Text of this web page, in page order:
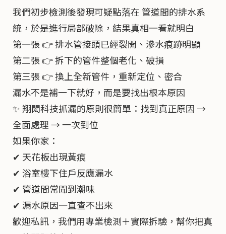
我們初步檢測後發現可疑點落在 管道間的排水系
統，於是進行局部破除，結果真相一看就明白
第一張 👉 排水管接頭已經裂開、滲水痕跡明顯
第二張 👉 拆下的管件整個老化、破損
第三張 👉 換上全新管件，重新定位、密合
漏水不是補一下就好，而是要找出根本原因
✨ 翔閎科技抓漏的原則很簡單：找到真正原因 →
全面處理 → 一次到位
如果你家：
✔ 天花板出現黃痕
✔ 浴室樓下住戶反應漏水
✔ 管道間常聞到潮味
✔ 漏水原因一直查不出來
歡迎私訊，我們用專業檢測＋實際拆驗，幫你把真